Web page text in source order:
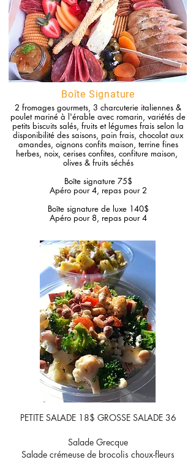
Boîte Signature
2 fromages gourmets, 3 charcuterie italiennes &
poulet mariné à l'érable avec romarin, variétés de
petits biscuits salés, fruits et légumes frais selon la
disponibilité des saisons, pain frais, chocolat aux
amandes, oignons confits maison, terrine fines
herbes, noix, cerises confites, confiture maison,
olives & fruits séchés
Boîte signature 75$
Apéro pour 4, repas pour 2
Boîte signature de luxe 140$
Apéro pour 8, repas pour 4
PETITE SALADE 18$ GROSSE SALADE 36
Salade Grecque
Salade crémeuse de brocolis choux-fleurs